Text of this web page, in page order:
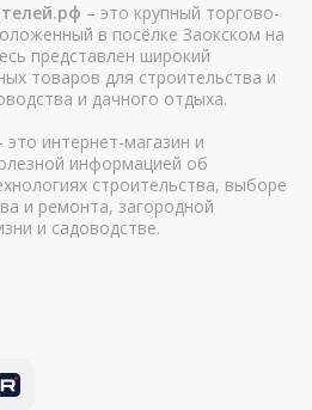
– это крупный торгово-
в посёлке Заокском на
представлен широкий
товаров для строительства и
и дачного отдыха.
интернет-магазин и
информацией об
строительства, выборе
и ремонта, загородной
и садоводстве.